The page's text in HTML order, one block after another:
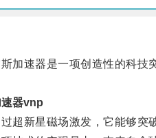
速器是一项创造性的科技突
器vnp
新星磁场激发，它能够突破